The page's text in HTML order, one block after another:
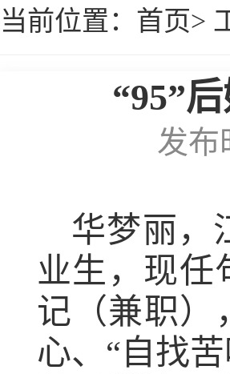
当前位置： 首页>
“95”
发布
华梦丽，
业生，现任
记（兼职）
心、“自找